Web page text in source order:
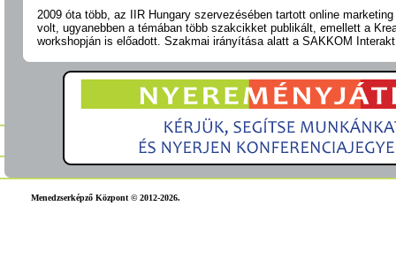
2009 óta több, az IIR Hungary szervezésében tartott online
volt, ugyanebben a témában több szakcikket publikált, emellett a
workshopján is előadott. Szakmai irányítása alatt a SAKKOM
Menedzserképző Központ © 2012-2026.